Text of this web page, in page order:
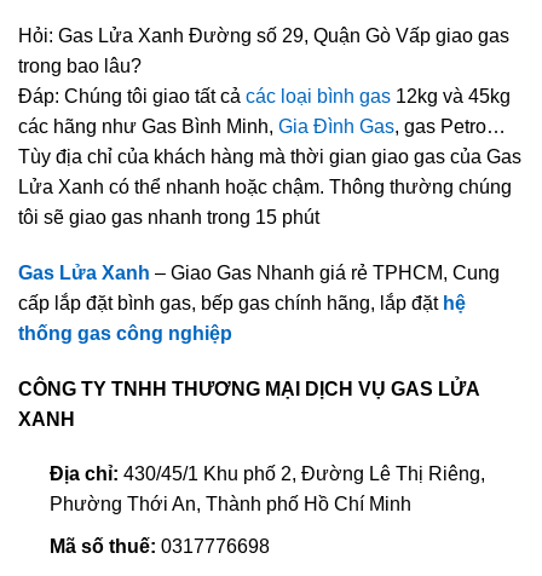
Hỏi: Gas Lửa Xanh Đường số 29, Quận Gò Vấp giao gas
trong bao lâu?
Đáp: Chúng tôi giao tất cả các loại bình gas 12kg và 45kg
các hãng như Gas Bình Minh, Gia Đình Gas, gas Petro…
Tùy địa chỉ của khách hàng mà thời gian giao gas của Gas
Lửa Xanh có thể nhanh hoặc chậm. Thông thường chúng
tôi sẽ giao gas nhanh trong 15 phút
Gas Lửa Xanh – Giao Gas Nhanh giá rẻ TPHCM, Cung
cấp lắp đặt bình gas, bếp gas chính hãng, lắp đặt hệ
thống gas công nghiệp
CÔNG TY TNHH THƯƠNG MẠI DỊCH VỤ GAS LỬA
XANH
Địa chỉ: 430/45/1 Khu phố 2, Đường Lê Thị Riêng,
Phường Thới An, Thành phố Hồ Chí Minh
Mã số thuế: 0317776698